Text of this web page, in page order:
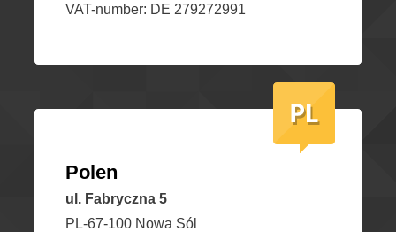
VAT-number: DE 279272991
Polen
ul. Fabryczna 5
PL-67-100 Nowa Sól